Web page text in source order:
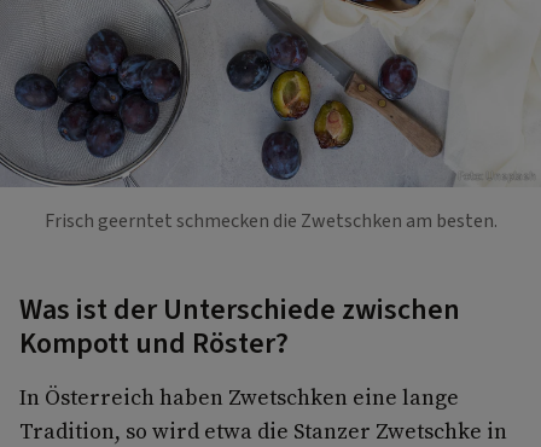
Foto: Unsplash
Frisch geerntet schmecken die Zwetschken am besten.
Was ist der Unterschiede zwischen
Kompott und Röster?
In Österreich haben Zwetschken eine lange
Tradition, so wird etwa die Stanzer Zwetschke in